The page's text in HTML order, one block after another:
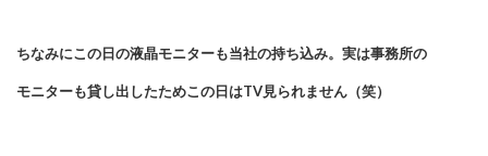
ちなみにこの日の液晶モニターも当社の持ち込み。実は事務所の
モニターも貸し出したためこの日はTV見られません（笑）